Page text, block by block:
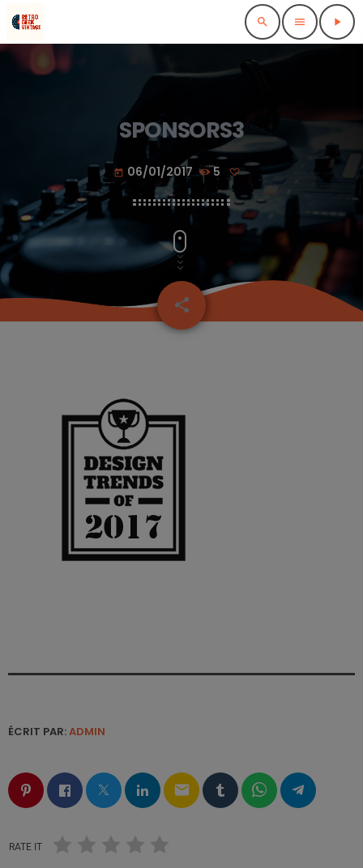
search menu play_arrow
SPONSORS3
today 06/01/2017 5
share
email
ÉCRIT PAR:ADMIN
email
RATE IT